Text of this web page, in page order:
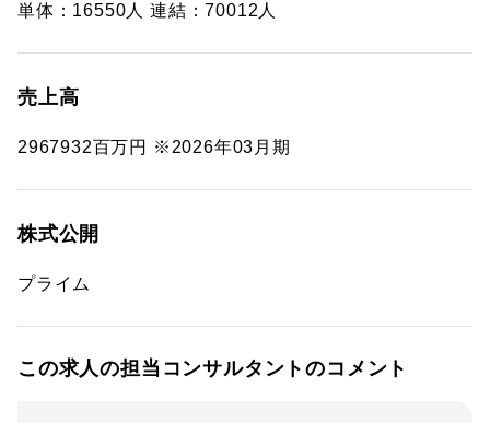
単体：16550人 連結：70012人
売上高
2967932百万円 ※2026年03月期
株式公開
プライム
この求人の担当コンサルタントのコメント